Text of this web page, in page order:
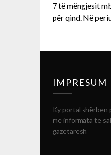
7 të mëngjesit
për qind. Në
IMPRESUM
Ky portal shërben
me informata të
gazetarësh